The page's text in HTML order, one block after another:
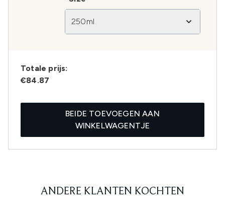
250ml
Totale prijs:
€84.87
BEIDE TOEVOEGEN AAN
WINKELWAGENTJE
ANDERE KLANTEN KOCHTEN